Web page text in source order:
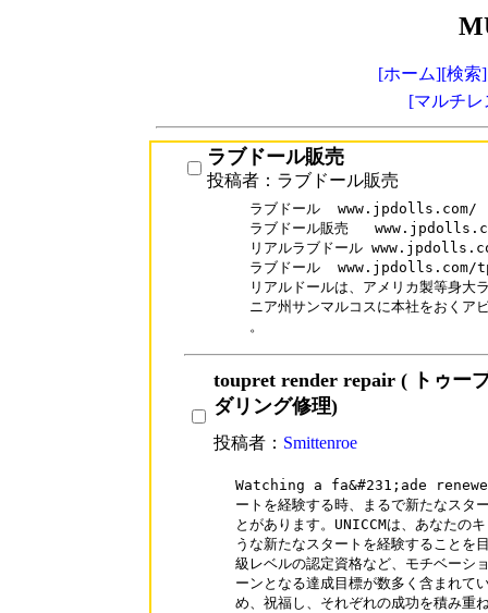
[ホーム][検索]
[マルチ
ラブドール販売
投稿者：ラブドール販売
ラブドール  www.jpdolls.com/
ラブドール販売
リアルラブドール
ラブドール
リアルドールは、アメリカ製等身大
ニア州サンマルコスに本社をおくア
。
toupret render repair ( トゥー
ダリング修理)
投稿者： Smittenroe
Watching a fa&#231;ade
ートを経験する時、まるで新たなスタ
とがあります。UNICCMは、あなたの
うな新たなスタートを経験することを
級レベルの認定資格など、モチベーシ
ーンとなる達成目標が数多く含まれて
め、祝福し、それぞれの成功を積み重